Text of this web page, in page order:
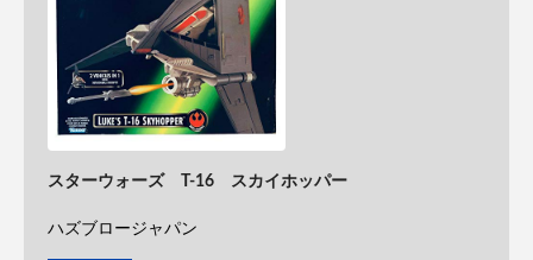
スターウォーズ T-16 スカイホッパー
ハズブロージャパン